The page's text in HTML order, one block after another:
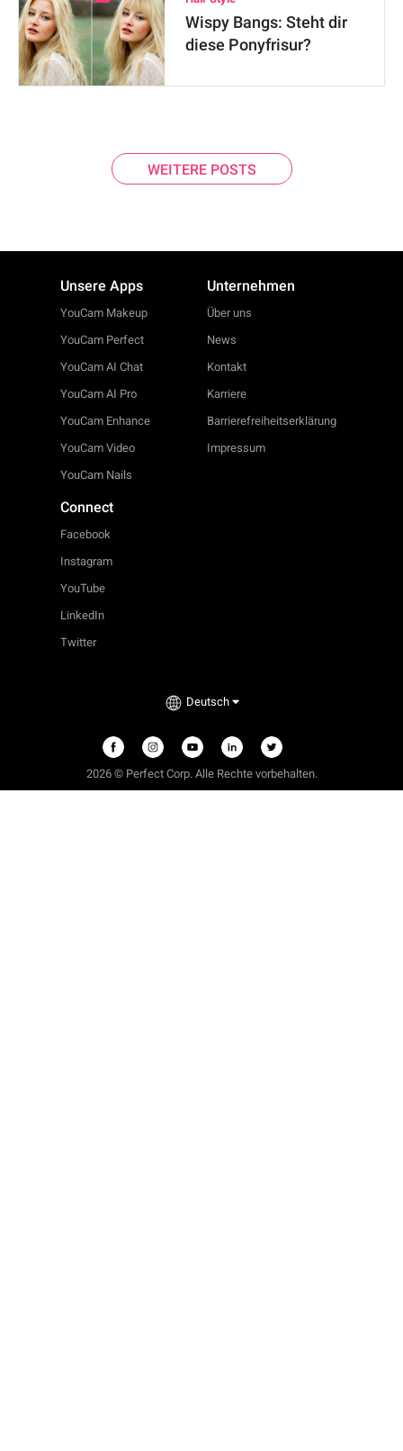
Wispy Bangs: Steht dir
diese Ponyfrisur?
WEITERE POSTS
Unsere Apps
YouCam Makeup
YouCam Perfect
YouCam AI Chat
YouCam AI Pro
YouCam Enhance
YouCam Video
YouCam Nails
Unternehmen
Über uns
News
Kontakt
Karriere
Barrierefreiheitserklärung
Impressum
Connect
Facebook
Instagram
YouTube
LinkedIn
Twitter
Deutsch
2026 © Perfect Corp. Alle Rechte vorbehalten.